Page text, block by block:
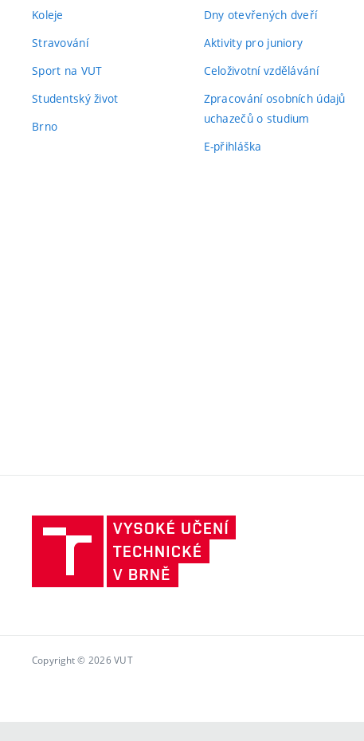
Koleje
Stravování
Sport na VUT
Studentský život
Brno
Dny otevřených dveří
Aktivity pro juniory
Celoživotní vzdělávání
Zpracování osobních údajů
uchazečů o studium
E-přihláška
učení
Copyright © 2026 VUT